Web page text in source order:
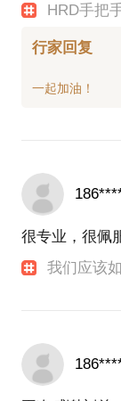
HRD手把
行家回复
很专业，很佩
我们应该